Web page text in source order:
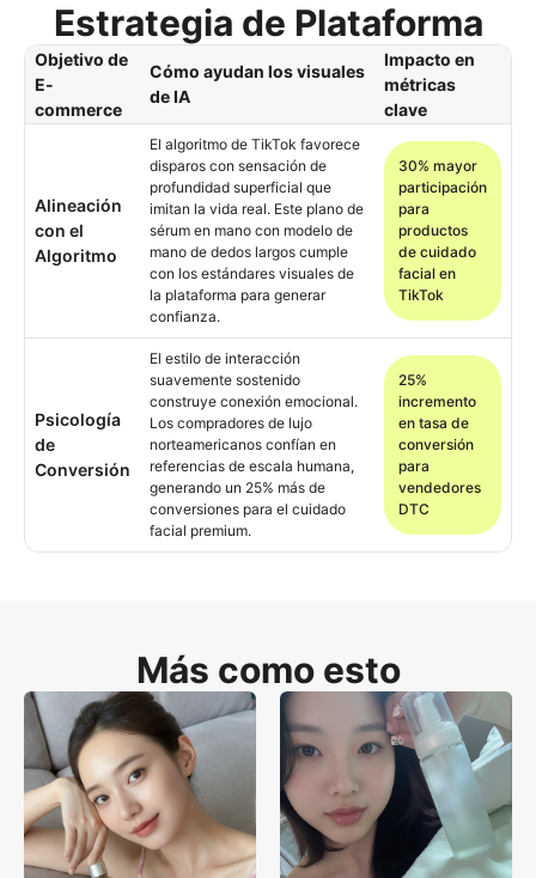
Estrategia de Plataforma
Objetivo de
E-
commerce
Cómo ayudan los visuales
de IA
Impacto en
métricas
clave
Alineación
con el
Algoritmo
El algoritmo de TikTok favorece
disparos con sensación de
profundidad superficial que
imitan la vida real. Este plano de
sérum en mano con modelo de
mano de dedos largos cumple
con los estándares visuales de
la plataforma para generar
confianza.
30% mayor
participación
para
productos
de cuidado
facial en
TikTok
Psicología
de
Conversión
El estilo de interacción
suavemente sostenido
construye conexión emocional.
Los compradores de lujo
norteamericanos confían en
referencias de escala humana,
generando un 25% más de
conversiones para el cuidado
facial premium.
25%
incremento
en tasa de
conversión
para
vendedores
DTC
Más como esto